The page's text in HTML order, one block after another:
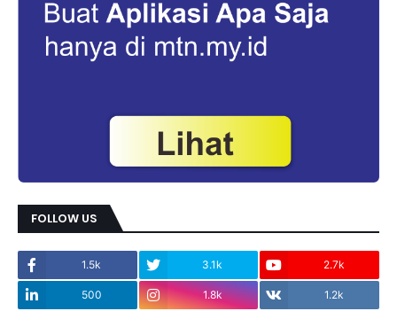
FOLLOW US
1.5k 3.1k 2.7k
500 1.8k 1.2k